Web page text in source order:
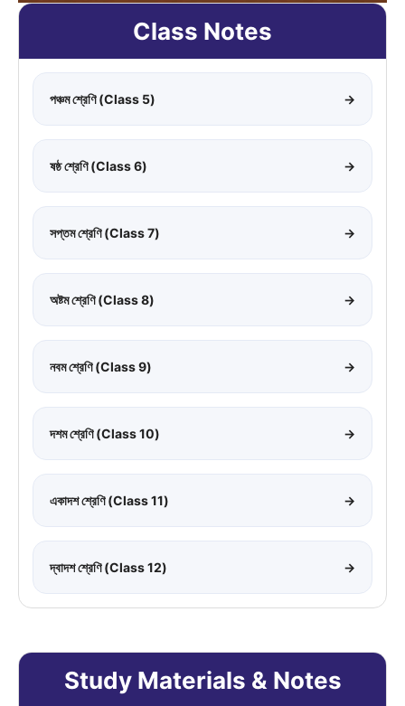
Class Notes
পঞ্চম শ্রেণি (Class 5) →
ষষ্ঠ শ্রেণি (Class 6) →
সপ্তম শ্রেণি (Class 7) →
অষ্টম শ্রেণি (Class 8) →
নবম শ্রেণি (Class 9) →
দশম শ্রেণি (Class 10) →
একাদশ শ্রেণি (Class 11) →
দ্বাদশ শ্রেণি (Class 12) →
Study Materials & Notes